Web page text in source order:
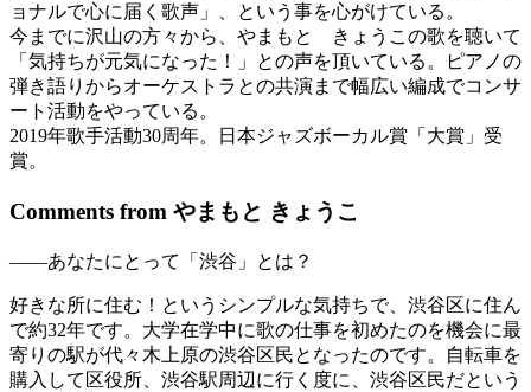
ョナルで心に届く歌声」、という事を心がけている。
今までに沢山の方々から、やまもと きょうこの歌を聴いて
「気持ちが元気になった！」との声を頂いている。ピアノの
弾き語りからオーケストラとの共演まで幅広い編成でコンサ
ート活動をやっている。
2019年歌手活動30周年。日本ジャズボーカル賞「大賞」受
賞。
Comments from やまもと きょうこ
——あなたにとって「渋谷」とは？
好きな所に住む！というシンプルな気持ちで、渋谷区に住ん
で約32年です。大学在学中に歌の仕事を初めたのを機会に最
寄りの駅が代々木上原の渋谷区民となったのです。自転車を
購入して区役所、渋谷駅周辺に行く度に、渋谷区民だという